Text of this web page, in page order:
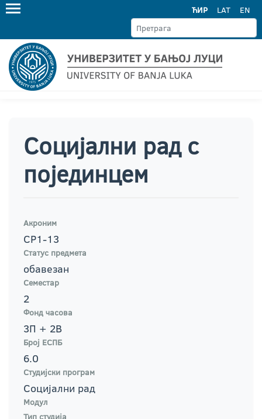
ЋИР LAT EN
Социјални рад с
појединцем
Акроним
СР1-13
Статус предмета
обавезан
Семестар
2
Фонд часова
3П + 2В
Број ЕСПБ
6.0
Студијски програм
Социјални рад
Модул
Тип студија